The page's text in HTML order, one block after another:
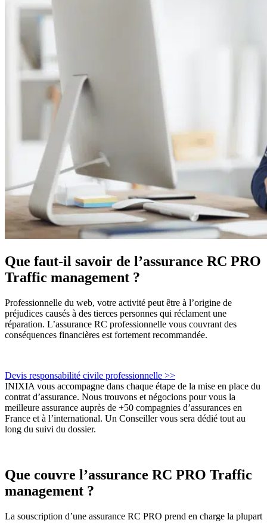
Que faut-il savoir de l’assurance RC PRO
Traffic management ?
Professionnelle du web, votre activité peut être à l’origine de
préjudices causés à des tierces personnes qui réclament une
réparation. L’assurance RC professionnelle vous couvrant des
conséquences financières est fortement recommandée.
Devis responsabilité civile professionnelle >>
INIXIA vous accompagne dans chaque étape de la mise en place du
contrat d’assurance. Nous trouvons et négocions pour vous la
meilleure assurance auprès de +50 compagnies d’assurances en
France et à l’international. Un Conseiller vous sera dédié tout au
long du suivi du dossier.
Que couvre l’assurance RC PRO Traffic
management ?
La souscription d’une assurance RC PRO prend en charge la plupart